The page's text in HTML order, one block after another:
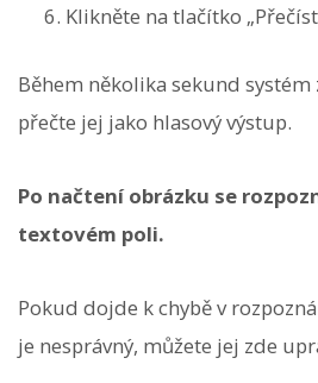
Klikněte na tlačítko
Během několika sekund systém
přečte jej jako hlasový výstup.
Po načtení obrázku se
textovém poli.
Pokud dojde k chybě v
je nesprávný, můžete jej zde